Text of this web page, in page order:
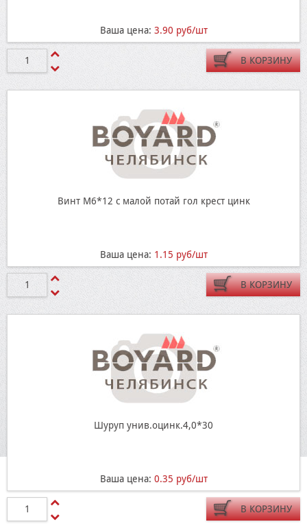
Ваша цена: 3.90 руб/шт
В КОРЗИНУ
Винт М6*12 с малой потай гол крест цинк
Ваша цена: 1.15 руб/шт
В КОРЗИНУ
Шуруп унив.оцинк.4,0*30
Ваша цена: 0.35 руб/шт
В КОРЗИНУ